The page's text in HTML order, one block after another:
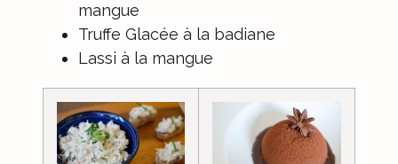
mangue
Truffe Glacée à la badiane
Lassi à la mangue